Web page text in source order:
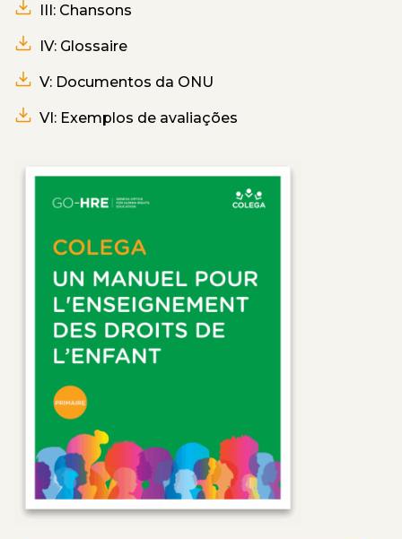
III: Chansons
IV: Glossaire
V: Documentos da ONU
VI: Exemplos de avaliações